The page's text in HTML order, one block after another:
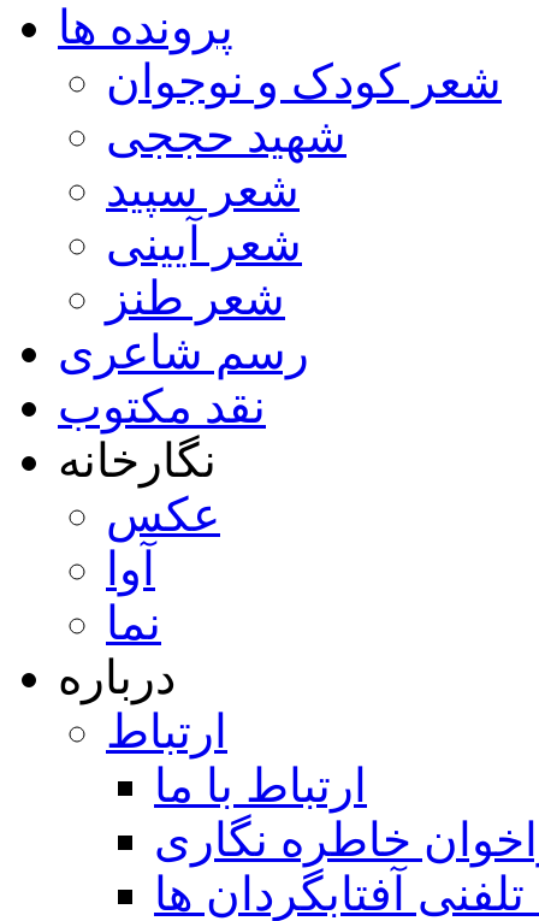
پرونده ها
شعر کودک و نوجوان
شهید حججی
شعر سپید
شعر آیینی
شعر طنز
رسم شاعری
نقد مکتوب
نگارخانه
عکس
آوا
نما
درباره
ارتباط
ارتباط با ما
خاطره نگاری
تلفنی آفتابگردان ها